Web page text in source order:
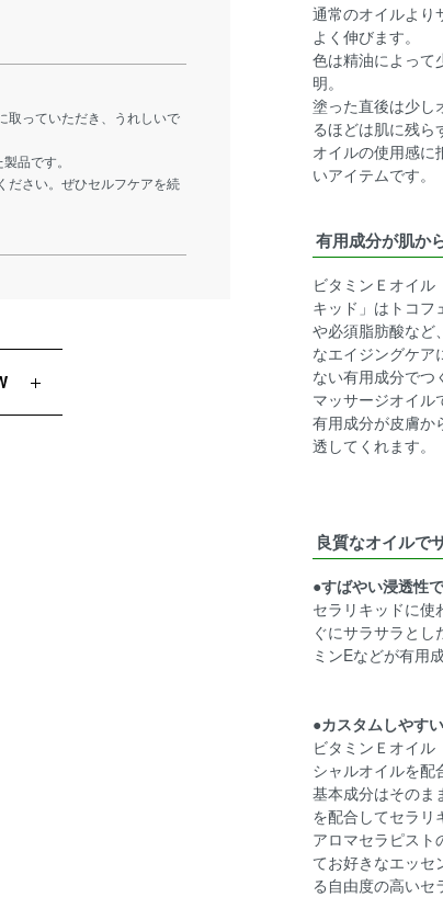
通常のオイルより
よく伸びます。
色は精油によって
明。
塗った直後は少し
るほどは肌に残ら
オイルの使用感に
いアイテムです。
有用成分が肌か
ビタミンＥオイル
キッド」はトコフ
や必須脂肪酸など
なエイジングケア
ない有用成分でつ
マッサージオイル
有用成分が皮膚か
透してくれます。
良質なオイルで
●すばやい浸透性
セラリキッドに使
ぐにサラサラと
ミンEなどが有用
●カスタムしやす
ビタミンＥオイル
シャルオイルを配
基本成分はそのま
を配合してセラリ
アロマセラピスト
てお好きなエッセ
る自由度の高いセ
取っていただき、うれしいで
品です。
ださい。ぜひセルフケアを続